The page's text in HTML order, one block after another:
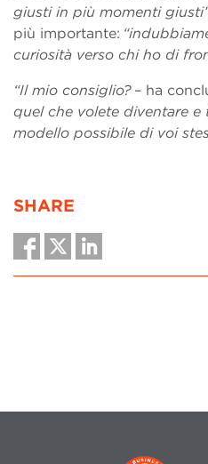
giusti in più momenti
più importante:
curiosità verso chi ho di
“Il mio consiglio? – ha
quel che volete diventare
modello possibile di voi
SHARE